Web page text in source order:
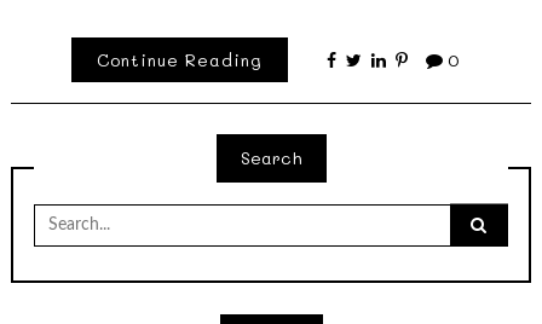
Continue Reading 0
Search
Search
for: